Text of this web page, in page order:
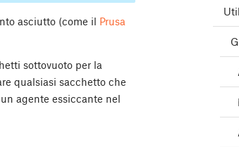
asciutto (come il Prusa
sottovuoto per la
qualsiasi sacchetto che
agente essiccante nel